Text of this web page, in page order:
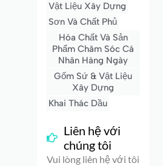
Vật Liệu Xây Dựng
Sơn Và Chất Phủ
Hóa Chất Và Sản
Phẩm Chăm Sóc Cá
Nhân Hàng Ngày
Gốm Sứ & Vật Liệu
Xây Dựng
Khai Thác Dầu
Liên hệ với
chúng tôi
Vui lòng liên hệ với tôi